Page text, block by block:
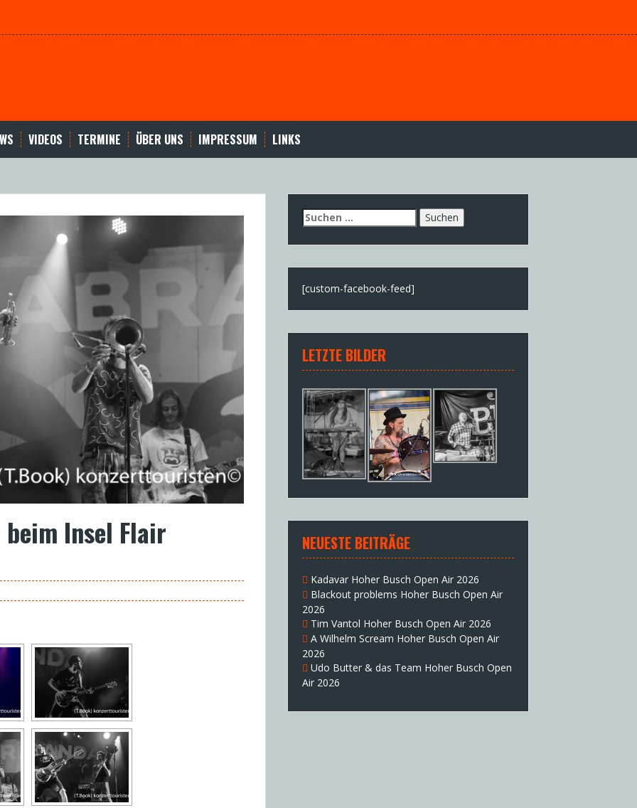
VIDEOS TERMINE ÜBER UNS IMPRESSUM LINKS
Insel Flair
Suchen
nach:
[custom-facebook-feed]
LETZTE BILDER
NEUESTE BEITRÄGE
Kadavar Hoher Busch Open Air 2026
Blackout problems Hoher Busch Open Air
2026
Tim Vantol Hoher Busch Open Air 2026
A Wilhelm Scream Hoher Busch Open Air
2026
Udo Butter & das Team Hoher Busch Open
Air 2026